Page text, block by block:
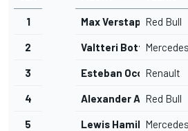
1 Max VerstappenRed Bull
2 Valtteri BottasMercedes
3 Esteban OconRenault
4 Alexander AlbonRed Bull
5 Lewis HamiltonMercedes